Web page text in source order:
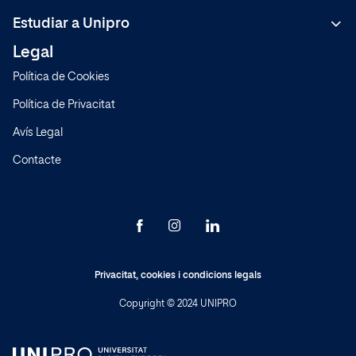
Grau
Diploma Professional Avançat
Estudiar a Unipro
Metodologia
Sistema de Qualitat
Normativa
Preguntes freqüents
Model educatiu
Legal
Política de Cookies
Política de Privacitat
Avís Legal
Contacte
Privacitat, cookies i condicions legals
Copyright © 2024 UNIPRO